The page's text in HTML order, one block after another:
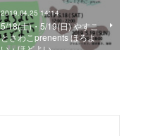
2019.04.25 14:14
5/18(土)・5/19(日) やすこ
とさわこprenents ほろよ
い・ほどよい